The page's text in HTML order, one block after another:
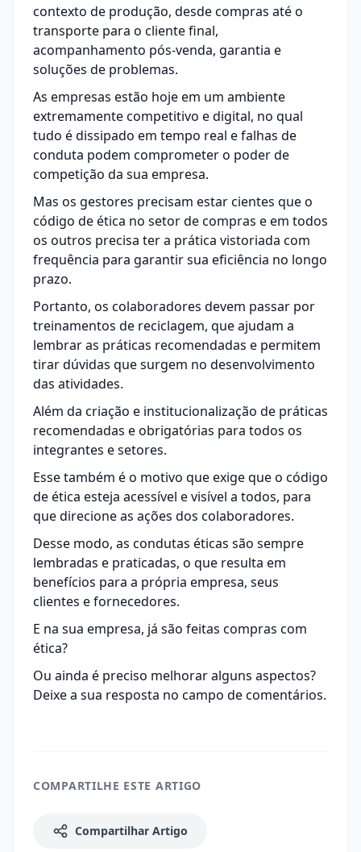
contexto de produção, desde compras até o
transporte para o cliente final,
acompanhamento pós-venda, garantia e
soluções de problemas.
As empresas estão hoje em um ambiente
extremamente competitivo e digital, no qual
tudo é dissipado em tempo real e falhas de
conduta podem comprometer o poder de
competição da sua empresa.
Mas os gestores precisam estar cientes que o
código de ética no setor de compras e em todos
os outros precisa ter a prática vistoriada com
frequência para garantir sua eficiência no longo
prazo.
Portanto, os colaboradores devem passar por
treinamentos de reciclagem, que ajudam a
lembrar as práticas recomendadas e permitem
tirar dúvidas que surgem no desenvolvimento
das atividades.
Além da criação e institucionalização de práticas
recomendadas e obrigatórias para todos os
integrantes e setores.
Esse também é o motivo que exige que o código
de ética esteja acessível e visível a todos, para
que direcione as ações dos colaboradores.
Desse modo, as condutas éticas são sempre
lembradas e praticadas, o que resulta em
benefícios para a própria empresa, seus
clientes e fornecedores.
E na sua empresa, já são feitas compras com
ética?
Ou ainda é preciso melhorar alguns aspectos?
Deixe a sua resposta no campo de comentários.
COMPARTILHE ESTE ARTIGO
Compartilhar Artigo